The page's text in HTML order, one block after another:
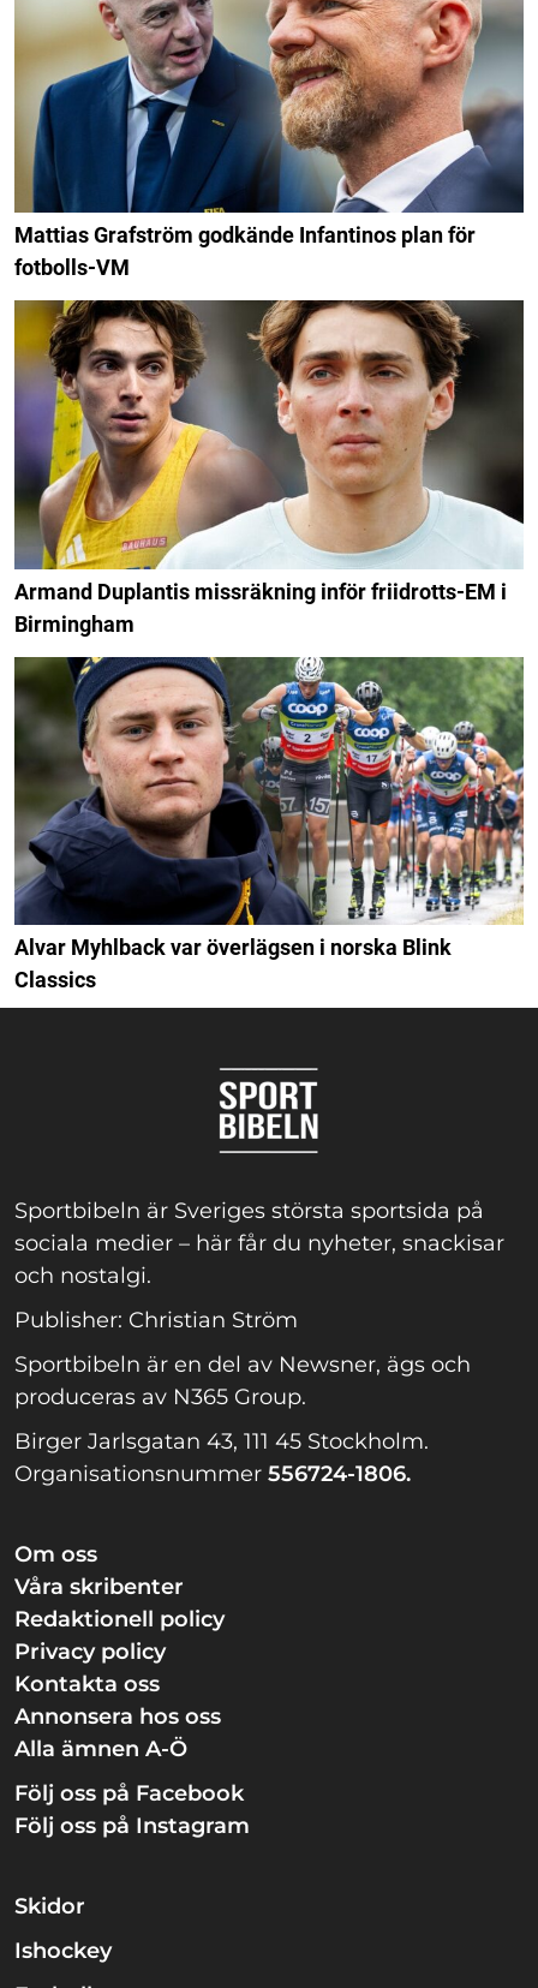
Mattias Grafström godkände Infantinos plan för
fotbolls-VM
Armand Duplantis missräkning inför friidrotts-EM i
Birmingham
Alvar Myhlback var överlägsen i norska Blink
Classics
Sportbibeln är Sveriges största sportsida på
sociala medier – här får du nyheter, snackisar
och nostalgi.
Publisher: Christian Ström
Sportbibeln är en del av Newsner, ägs och
produceras av N365 Group.
Birger Jarlsgatan 43, 111 45 Stockholm.
Organisationsnummer 556724-1806.
Om oss
Våra skribenter
Redaktionell policy
Privacy policy
Kontakta oss
Annonsera hos oss
Alla ämnen A-Ö
Följ oss på Facebook
Följ oss på Instagram
Skidor
Ishockey